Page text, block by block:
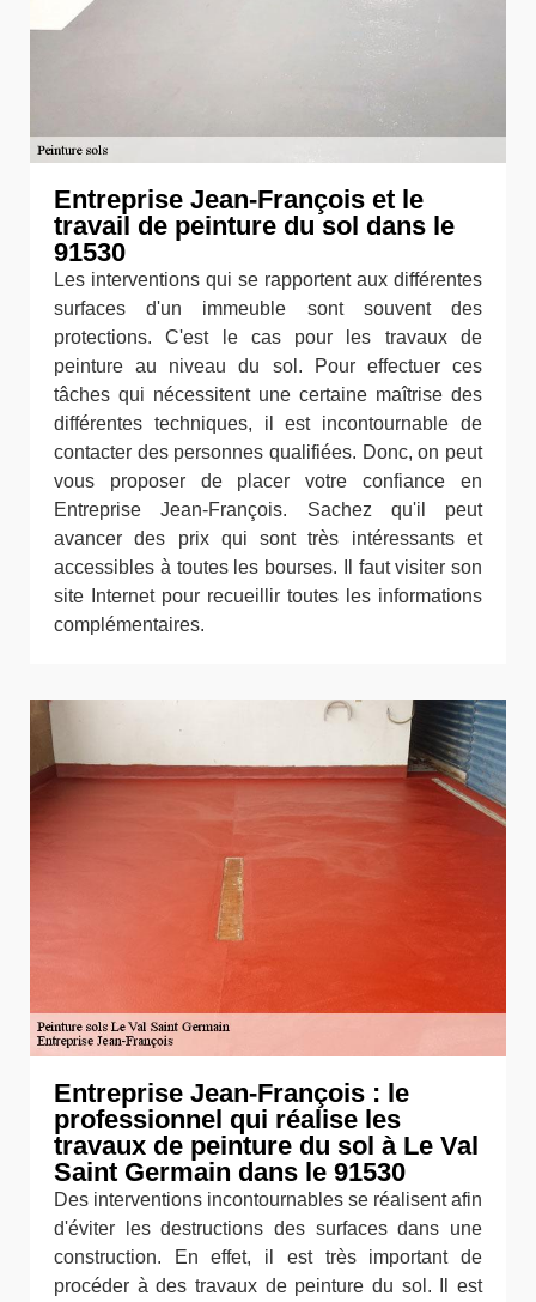
Entreprise Jean-François et le
travail de peinture du sol dans le
91530
Les interventions qui se rapportent aux différentes
surfaces d'un immeuble sont souvent des
protections. C'est le cas pour les travaux de
peinture au niveau du sol. Pour effectuer ces
tâches qui nécessitent une certaine maîtrise des
différentes techniques, il est incontournable de
contacter des personnes qualifiées. Donc, on peut
vous proposer de placer votre confiance en
Entreprise Jean-François. Sachez qu'il peut
avancer des prix qui sont très intéressants et
accessibles à toutes les bourses. Il faut visiter son
site Internet pour recueillir toutes les informations
complémentaires.
Entreprise Jean-François : le
professionnel qui réalise les
travaux de peinture du sol à Le Val
Saint Germain dans le 91530
Des interventions incontournables se réalisent afin
d'éviter les destructions des surfaces dans une
construction. En effet, il est très important de
procéder à des travaux de peinture du sol. Il est